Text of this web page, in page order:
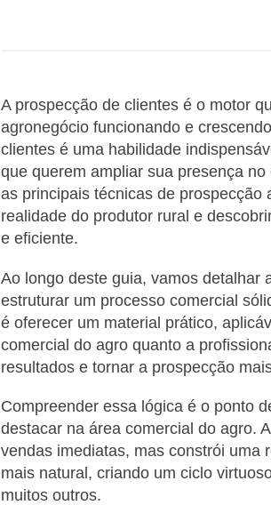
A prospecção de clientes é o motor
agronegócio funcionando e
clientes é uma habilidade
que querem ampliar sua presença
as principais técnicas de
realidade do produtor rural e
e eficiente.
Ao longo deste guia, vamos detalhar
estruturar um processo comercial
é oferecer um material prático,
comercial do agro quanto a
resultados e tornar a prospecção
Compreender essa lógica é o ponto
destacar na área comercial do agro.
vendas imediatas, mas constrói uma
mais natural, criando um ciclo
muitos outros.